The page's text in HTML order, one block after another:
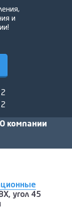
и
О компании
угол 45